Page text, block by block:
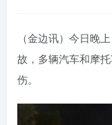
（金边讯）今日晚
故，多辆汽车和摩
伤。